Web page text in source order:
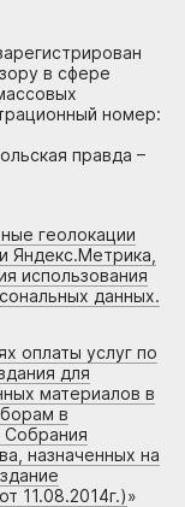
в сфере
номер:
правда –
геолокации
Яндекс.Метрика,
использования
данных.
оплаты услуг по
для
материалов в
в
назначенных на
11.08.2014г.)»